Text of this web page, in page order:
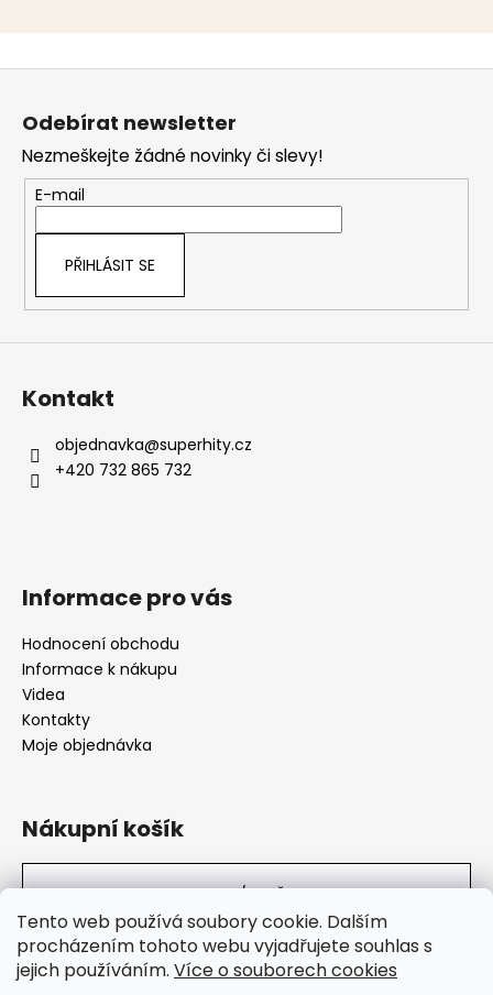
Tento web používá soubory cookie. Dalším
procházením tohoto webu vyjadřujete souhlas s
jejich používáním. Více o souborech cookies
Odebírat newsletter
Nezmeškejte žádné novinky či slevy!
E-mail
PŘIHLÁSIT SE
Kontakt
objednavka@superhity.cz
+420 732 865 732
Informace pro vás
Hodnocení obchodu
Informace k nákupu
Videa
Kontakty
Moje objednávka
Nákupní košík
0KS /0 KČ